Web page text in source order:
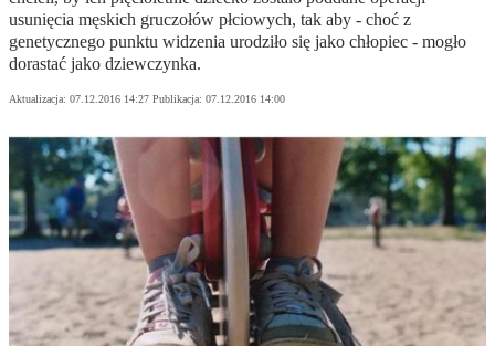
usunięcia męskich gruczołów płciowych, tak aby - choć z
genetycznego punktu widzenia urodziło się jako chłopiec - mogło
dorastać jako dziewczynka.
Aktualizacja: 07.12.2016 14:27 Publikacja: 07.12.2016 14:00